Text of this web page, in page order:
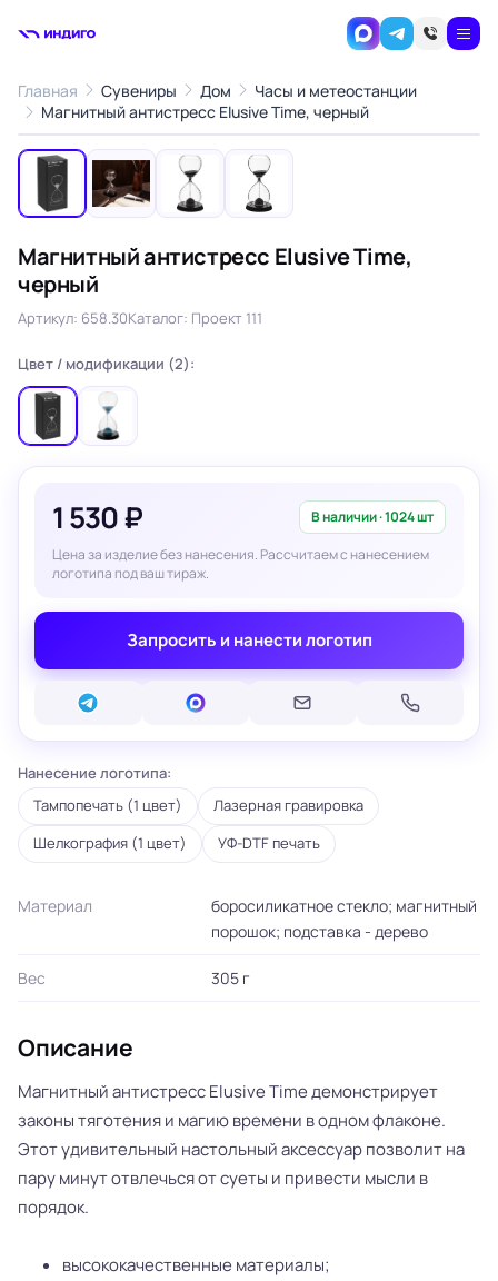
Главная Сувениры Дом
Часы и метеостанции
Магнитный антистресс Elusive Time, черный
‹ ›
Магнитный антистресс Elusive Time,
черный
Артикул: 658.30Каталог: Проект 111
Цвет / модификации (2):
1 530 ₽ В наличии · 1024 шт
Цена за изделие без нанесения. Рассчитаем с нанесением
логотипа под ваш тираж.
Запросить и нанести логотип
Нанесение логотипа:
Тампопечать (1 цвет)
Лазерная гравировка
Шелкография (1 цвет)
УФ-DTF печать
Материал
боросиликатное стекло; магнитный
порошок; подставка - дерево
Вес 305 г
Описание
Магнитный антистресс Elusive Time демонстрирует
законы тяготения и магию времени в одном флаконе.
Этот удивительный настольный аксессуар позволит на
пару минут отвлечься от суеты и привести мысли в
порядок.
высококачественные материалы;